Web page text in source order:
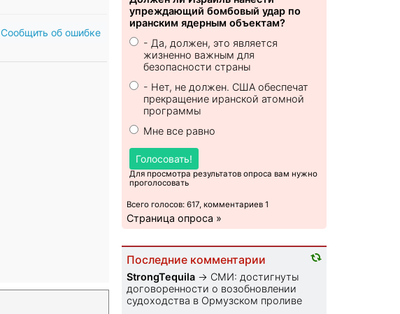
Сообщить об ошибке
упреждающий бомбовый удар по
иранским ядерным объектам?
- Да, должен, это является
жизненно важным для
безопасности страны
- Нет, не должен. США обеспечат
прекращение иранской атомной
программы
Мне все равно
Голосовать!
Для просмотра результатов опроса вам нужно
проголосовать
Всего голосов: 617, комментариев 1
Страница опроса »
Последние комментарии
StrongTequila → СМИ: достигнуты
договоренности о возобновлении
судоходства в Ормузском проливе